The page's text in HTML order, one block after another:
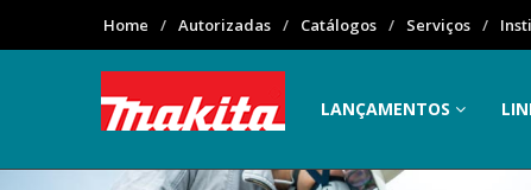
Home Autorizadas Catálogos Serviços
LANÇAMENTOS